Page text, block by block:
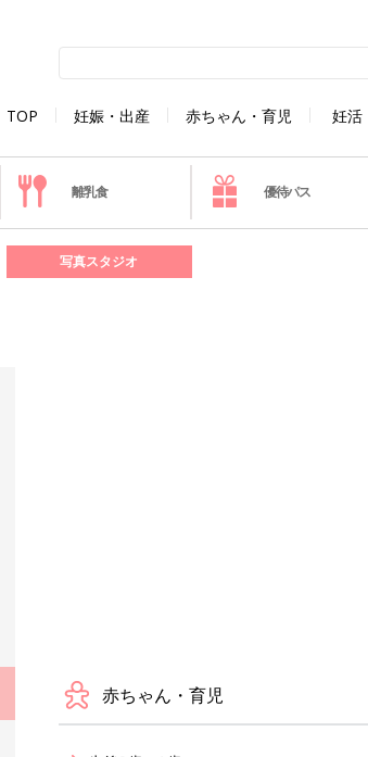
TOP 妊娠・出産 赤ちゃん・育児 妊活
離乳食 優待パス
写真スタジオ
赤ちゃん・育児